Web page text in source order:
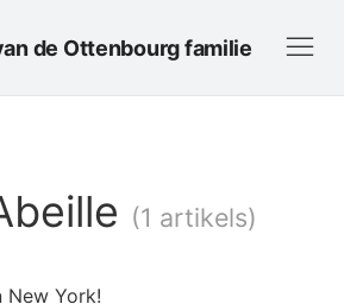
de Ottenbourg familie
(1 artikels)
New York!